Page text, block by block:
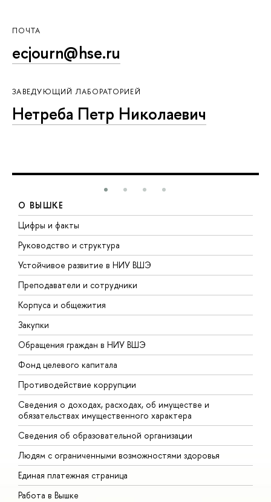
ПОЧТА
ecjourn@hse.ru
ЗАВЕДУЮЩИЙ ЛАБОРАТОРИЕЙ
Нетреба Петр Николаевич
О ВЫШКЕ
Цифры и факты
Руководство и структура
Устойчивое развитие в НИУ ВШЭ
Преподаватели и сотрудники
Корпуса и общежития
Закупки
Обращения граждан в НИУ ВШЭ
Фонд целевого капитала
Противодействие коррупции
Сведения о доходах, расходах, об имуществе и
обязательствах имущественного характера
Сведения об образовательной организации
Людям с ограниченными возможностями здоровья
Единая платежная страница
Работа в Вышке